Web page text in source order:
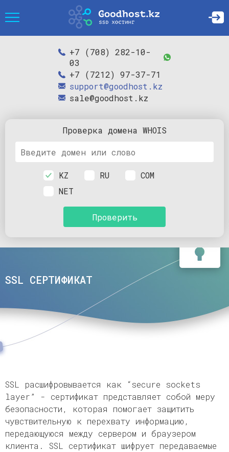
+7 (708) 282-10-
03
+7 (7212) 97-37-71
support@goodhost.kz
sale@goodhost.kz
Проверка домена WHOIS
Проверить
KZ RU
COM
NET
SSL СЕРТИФИКАТ
SSL расшифровывается как “secure sockets
layer” - сертификат представляет собой меру
безопасности, которая помогает защитить
чувствительную к перехвату информацию,
передающуюся между сервером и браузером
клиента. SSL cертификат шифрует передаваемые